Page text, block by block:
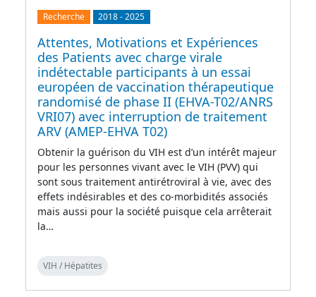
Recherche 2018-2025
Attentes, Motivations et Expériences
des Patients avec charge virale
indétectable participants à un essai
européen de vaccination thérapeutique
randomisé de phase II (EHVA-T02/ANRS
VRI07) avec interruption de traitement
ARV (AMEP-EHVA T02)
Obtenir la guérison du VIH est d’un intérêt majeur
pour les personnes vivant avec le VIH (PVV) qui
sont sous traitement antirétroviral à vie, avec des
effets indésirables et des co-morbidités associés
mais aussi pour la société puisque cela arrêterait
la…
VIH / Hépatites